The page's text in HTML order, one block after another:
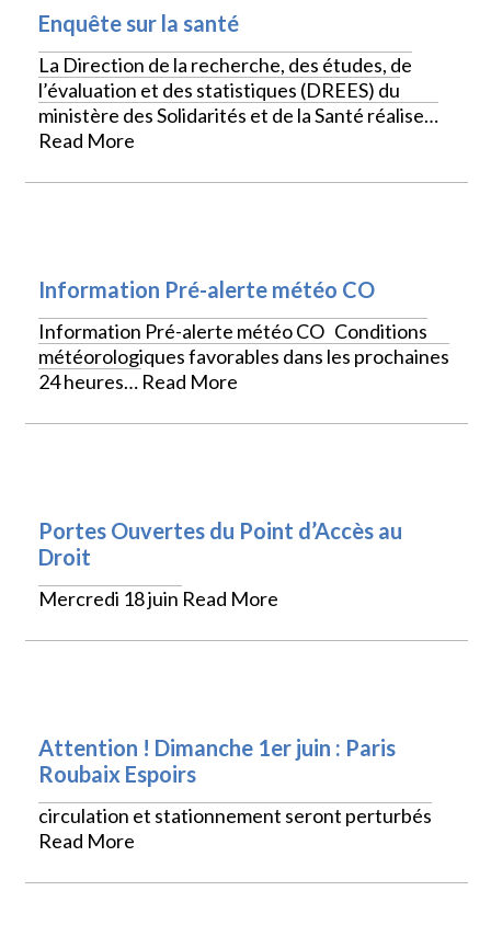
Enquête sur la santé
La Direction de la recherche, des études, de
l’évaluation et des statistiques (DREES) du
ministère des Solidarités et de la Santé réalise…
Read More
Information Pré-alerte météo CO
Information Pré-alerte météo CO Conditions
météorologiques favorables dans les prochaines
24 heures… Read More
Portes Ouvertes du Point d’Accès au
Droit
Mercredi 18 juin Read More
Attention ! Dimanche 1er juin : Paris
Roubaix Espoirs
circulation et stationnement seront perturbés
Read More